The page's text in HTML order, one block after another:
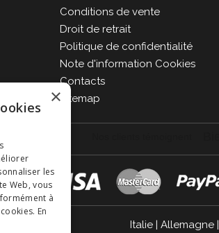
Conditions de vente
Droit de retrait
Politique de confidentialité
Note d'information Cookies
Contacts
Sitemap
Italie | Allemagne |
×
les
Web, vous
à
En